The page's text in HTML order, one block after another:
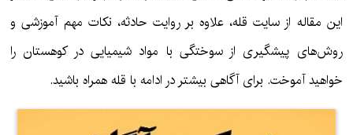
این مقاله از سایت قله، علاوه بر روایت حادثه، نکات مهم آموزشی و
روش‌های پیشگیری از سوختگی با مواد شیمیایی در کوهستان را
خواهید آموخت. برای آگاهی بیشتر در ادامه با قله همراه باشید.